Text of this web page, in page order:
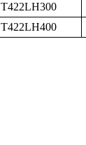
T422LH300
T422LH400